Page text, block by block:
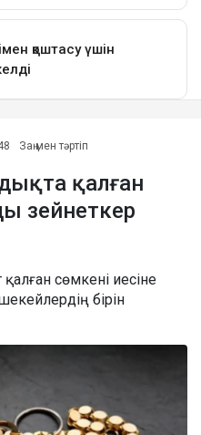
Заң мен тәртіп
қалған
зейнеткер
сөмкені иесіне
бірін